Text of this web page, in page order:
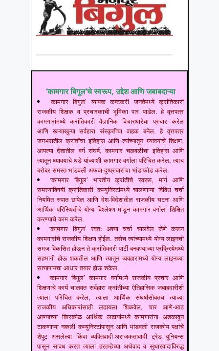
‘कामगार बिगुल’चे स्वरूप, उद्देश आणि जबाबदाऱ्या
‘कामगार बिगुल’ व्यापक कष्टकरी जनतेमध्ये क्रांतिकारी
राजकीय शिक्षक व प्रचारकाची भूमिका पार पाडेल. हे वृत्तपत्र
कामगारांमध्ये क्रांतिकारी वैज्ञानिक विचारधारेचा प्रचार करेल
आणि खऱ्याखुऱ्या सर्वहारा संस्कृतीचा वाहक बनेल. हे वृत्तपत्र
जगभरातील क्रांतींचा इतिहास आणि त्यांच्यातून घ्यावयाचे शिक्षण,
आपल्या देशातील वर्ग संघर्ष, कामगार चळवळीचा इतिहास आणि
त्यातून घ्यावयाचे धडे यांच्याशी कामगार वर्गाला परिचित करेल. त्याच
बरोबर समस्त भांडवली अफवा-दुष्प्रचारांचा भांडाफोड करेल.
‘कामगार बिगुल’ भारतीय क्रांतीचे स्वरूप, मार्ग आणि
समस्यांविषयी क्रांतिकारी कम्युनिस्टांमध्ये चालणाऱ्या विविध चर्चा
नियमित रुपात छापेल आणि देश-विदेशातील राजकीय घटना आणि
आर्थिक परिस्थितीचे योग्य विश्लेषण मांडून कामगार वर्गाला शिक्षित
करण्याचे काम करेल.
‘कामगार बिगुल’ स्वतः अश्या चर्चा चालवेल जेणे करून
कामगारांचे राजकीय शिक्षण होईल. तसेच त्यांच्यामध्ये योग्य लाइनची
समज विकसित होऊन ते क्रांतिकारी पार्टी बनवण्याच्या प्रक्रियेमध्ये
सहभागी होऊ शकतील आणि त्यातून व्यवहारामध्ये योग्य लाइनच्या
सत्यापानचा आधार तयार होऊ शकेल.
‘कामगार बिगुल’ कामगार वर्गामध्ये राजकीय प्रचार आणि
शिक्षणाचे कार्य चालवत सर्वहारा क्रांतीच्या ऐतिहासिक जबाबदारीशी
त्याला परिचित करेल, त्याला आर्थिक संघर्षांसोबतच त्याच्या
राजकीय अधिकारांसाठी लढायला शिकवेल, चार आणे-आठ
आण्याच्या किरकोळ आर्थिक लढायांमध्ये कामगारांना अडकावून
टाकणाऱ्या नकली कम्युनिस्टांपासून आणि भांडवली राजकीय पक्षांचे
शेपूट असलेल्या किंवा व्यक्तिवादी-अराजकतावादी ट्रेड युनियन्स
पासून सावध करत त्याला हरतऱ्हेच्या अर्थवाद व सुधारवादाविरुद्ध